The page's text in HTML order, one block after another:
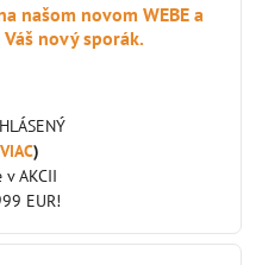
našom novom WEBE a
nový sporák.
VIAC)
AKCII
EUR!